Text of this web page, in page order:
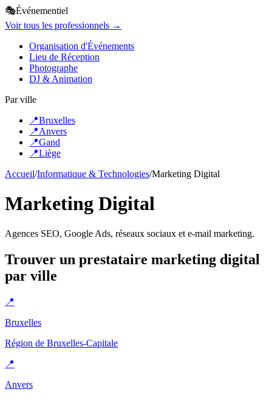
🎭Événementiel
Voir tous les professionnels →
Organisation d'Événements
Lieu de Réception
Photographe
DJ & Animation
Par ville
📍Bruxelles
📍Anvers
📍Gand
📍Liège
Accueil/Informatique & Technologies/Marketing Digital
Marketing Digital
Agences SEO, Google Ads, réseaux sociaux et e-mail marketing.
Trouver un prestataire marketing digital
par ville
📍
Bruxelles
Région de Bruxelles-Capitale
📍
Anvers